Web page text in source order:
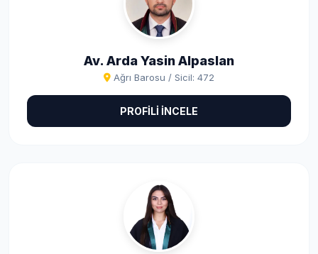
Av. Arda Yasin Alpaslan
Ağrı Barosu / Sicil: 472
PROFİLİ İNCELE